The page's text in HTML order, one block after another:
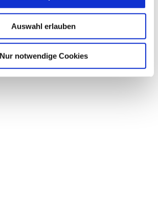
Auswahl erlauben
Nur notwendige Cookies